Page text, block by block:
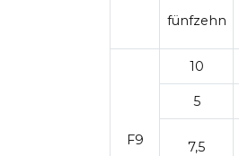
fünfzehn
F9
10
5
7,5